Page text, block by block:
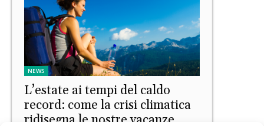
NEWS
L’estate ai tempi del caldo
record: come la crisi climatica
ridisegna le nostre vacanze